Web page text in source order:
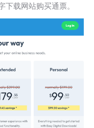
载网站购买通票。